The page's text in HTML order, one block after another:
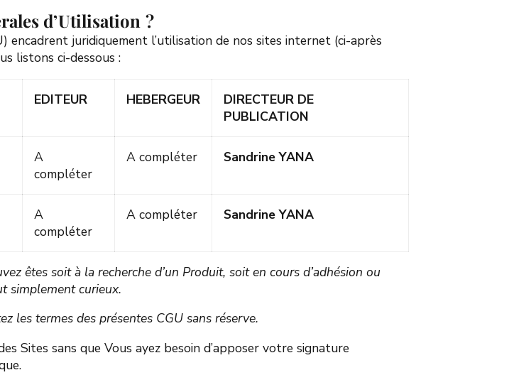
d’Utilisation ?
encadrent juridiquement l’utilisation de nos sites internet (ci-après
listons ci-dessous :
EDITEUR HEBERGEUR
DIRECTEUR DE
PUBLICATION
A
compléter
A compléter Sandrine YANA
A
compléter
A compléter Sandrine YANA
êtes soit à la recherche d’un Produit, soit en cours d’adhésion ou
simplement curieux.
les termes des présentes CGU sans réserve.
Sites sans que Vous ayez besoin d’apposer votre signature